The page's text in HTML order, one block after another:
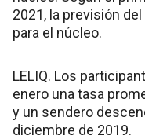
2021, la previsión del
para el núcleo.
LELIQ. Los
enero una tasa
y un sendero
diciembre de 2019.